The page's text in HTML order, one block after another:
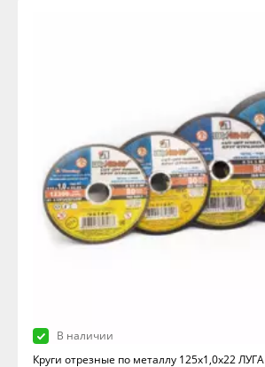
В наличии
Круги отрезные по металлу 125х1,0х22 ЛУГА